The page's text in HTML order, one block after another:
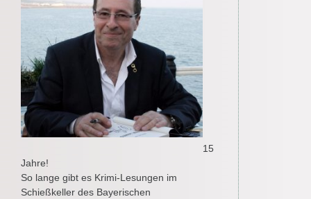
15
Jahre!
So lange gibt es Krimi-Lesungen im
Schießkeller des Bayerischen